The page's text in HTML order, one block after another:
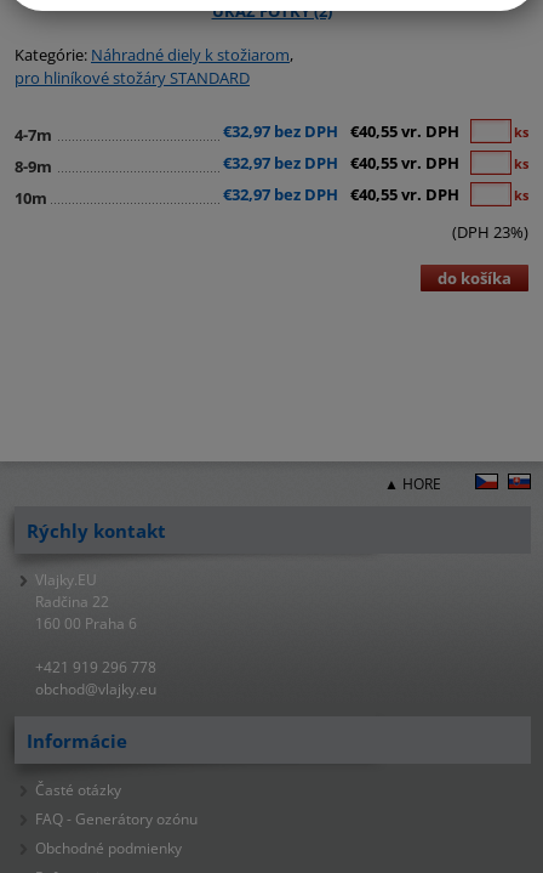
Kategórie: Náhradné diely k stožiarom,
pro hliníkové stožáry STANDARD
4-7m €32,97 bez DPH €40,55 vr. DPH ks
8-9m €32,97 bez DPH €40,55 vr. DPH ks
10m €32,97 bez DPH €40,55 vr. DPH ks
(DPH 23%)
do košíka
▲ HORE
Rýchly kontakt
Vlajky.EU
Radčina 22
160 00 Praha 6
+421 919 296 778
obchod@vlajky.eu
Informácie
Časté otázky
FAQ - Generátory ozónu
Obchodné podmienky